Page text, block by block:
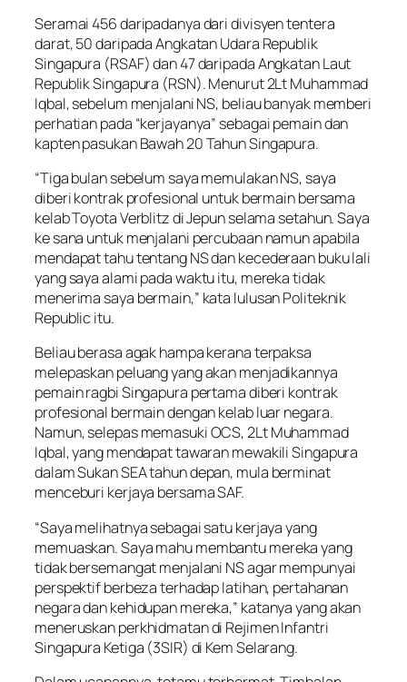
Seramai 456 daripadanya dari divisyen tentera
darat, 50 daripada Angkatan Udara Republik
Singapura (RSAF) dan 47 daripada Angkatan Laut
Republik Singapura (RSN). Menurut 2Lt Muhammad
Iqbal, sebelum menjalani NS, beliau banyak memberi
perhatian pada “kerjayanya” sebagai pemain dan
kapten pasukan Bawah 20 Tahun Singapura.
“Tiga bulan sebelum saya memulakan NS, saya
diberi kontrak profesional untuk bermain bersama
kelab Toyota Verblitz di Jepun selama setahun. Saya
ke sana untuk menjalani percubaan namun apabila
mendapat tahu tentang NS dan kecederaan buku lali
yang saya alami pada waktu itu, mereka tidak
menerima saya bermain,” kata lulusan Politeknik
Republic itu.
Beliau berasa agak hampa kerana terpaksa
melepaskan peluang yang akan menjadikannya
pemain ragbi Singapura pertama diberi kontrak
profesional bermain dengan kelab luar negara.
Namun, selepas memasuki OCS, 2Lt Muhammad
Iqbal, yang mendapat tawaran mewakili Singapura
dalam Sukan SEA tahun depan, mula berminat
menceburi kerjaya bersama SAF.
“Saya melihatnya sebagai satu kerjaya yang
memuaskan. Saya mahu membantu mereka yang
tidak bersemangat menjalani NS agar mempunyai
perspektif berbeza terhadap latihan, pertahanan
negara dan kehidupan mereka,” katanya yang akan
meneruskan perkhidmatan di Rejimen Infantri
Singapura Ketiga (3SIR) di Kem Selarang.